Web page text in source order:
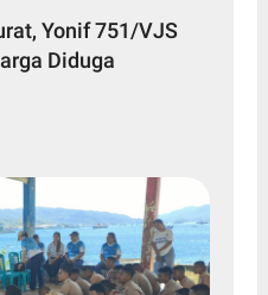
Yonif 751/VJS
Diduga